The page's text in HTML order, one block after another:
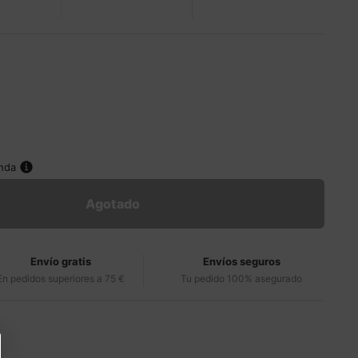
Agotado
Envío gratis
pedidos superiores a 75 €
Envíos seguros
Tu pedido 100% asegurado